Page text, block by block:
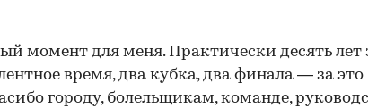
момент для меня. Практически десять лет
время, два кубка, два финала — за это
городу, болельщикам, команде,